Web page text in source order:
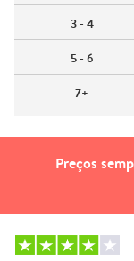
Preços
3 - 4
5 - 6
7+